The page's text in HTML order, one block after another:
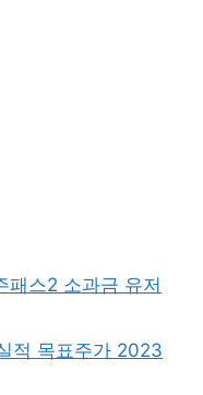
패스2 소과금 유저
적 목표주가 2023